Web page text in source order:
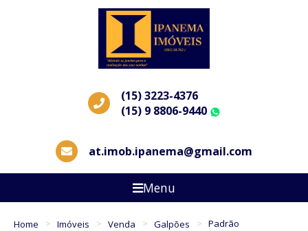
(15) 3223-4376
(15) 9 8806-9440
at.imob.ipanema@gmail.com
Menu
Home Imóveis Venda Galpões Padrão